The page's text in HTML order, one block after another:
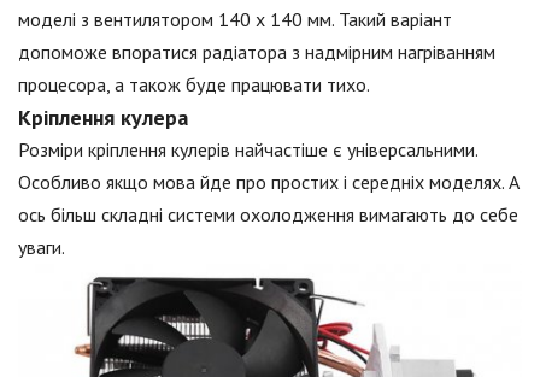
моделі з вентилятором 140 x 140 мм. Такий варіант
допоможе впоратися радіатора з надмірним нагріванням
процесора, а також буде працювати тихо.
Кріплення кулера
Розміри кріплення кулерів найчастіше є універсальними.
Особливо якщо мова йде про простих і середніх моделях. А
ось більш складні системи охолодження вимагають до себе
уваги.